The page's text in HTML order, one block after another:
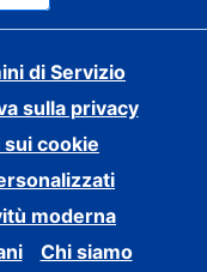
di Servizio
sulla privacy
cookie
moderna
Chi siamo